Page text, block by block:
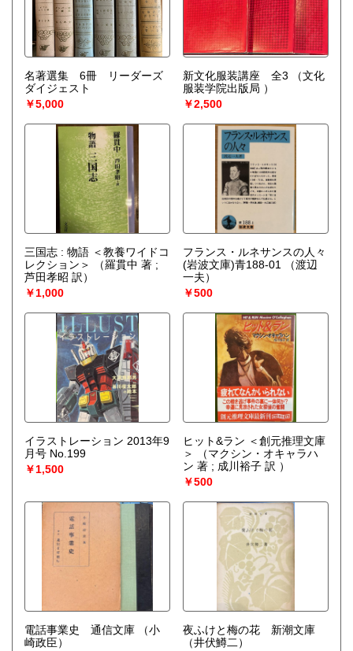
名著選集 6冊 リーダーズ
ダイジェスト
￥5,000
新文化服装講座 全3
（文化
服装学院出版局 ）
￥2,500
三国志 : 物語 ＜教養ワイドコ
レクション＞
（羅貫中 著 ;
芦田孝昭 訳）
￥1,000
フランス・ルネサンスの人々
(岩波文庫)青188-01
（渡辺
一夫）
￥500
イラストレーション 2013年9
月号 No.199
￥1,500
ヒット&ラン ＜創元推理文庫
＞
（マクシン・オキャラハ
ン 著 ; 成川裕子 訳 ）
￥500
電話事業史 通信文庫
（小
崎政臣）
夜ふけと梅の花 新潮文庫
（井伏鱒二）